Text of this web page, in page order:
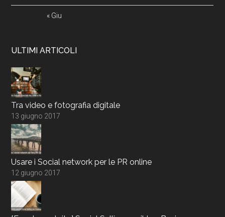
« Giu
ULTIMI ARTICOLI
Tra video e fotografia digitale
13 giugno 2017
Usare i Social network per le PR online
12 giugno 2017